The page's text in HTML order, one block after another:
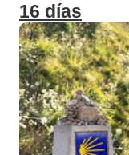
16 días